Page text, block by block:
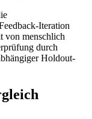
Iteration
von menschlich
durch
Holdout-